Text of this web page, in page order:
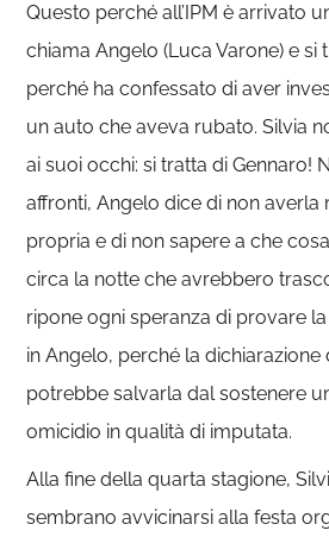
Questo perché all’IPM è arrivato
chiama Angelo (Luca Varone) e
perché ha confessato di aver
un auto che aveva rubato. Silvia
ai suoi occhi: si tratta di Gennaro!
affronti, Angelo dice di non averla
propria e di non sapere a che
circa la notte che avrebbero
ripone ogni speranza di provare
in Angelo, perché la
potrebbe salvarla dal sostenere
omicidio in qualità di imputata.
Alla fine della quarta stagione,
sembrano avvicinarsi alla festa